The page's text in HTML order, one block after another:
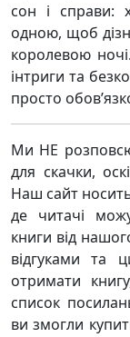
сон і справи:
одною, щоб
королевою
інтриги та
просто
Ми НЕ
для скачки,
Наш сайт
де читачі
книги від
відгуками та
отримати
список
ви змогли